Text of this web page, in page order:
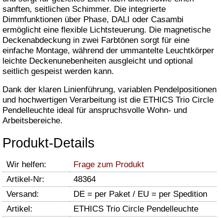
sanften, seitlichen Schimmer. Die integrierte
Dimmfunktionen über Phase, DALI oder Casambi
ermöglicht eine flexible Lichtsteuerung. Die magnetische
Deckenabdeckung in zwei Farbtönen sorgt für eine
einfache Montage, während der ummantelte Leuchtkörper
leichte Deckenunebenheiten ausgleicht und optional
seitlich gespeist werden kann.
Dank der klaren Linienführung, variablen Pendelpositionen
und hochwertigen Verarbeitung ist die ETHICS Trio Circle
Pendelleuchte ideal für anspruchsvolle Wohn- und
Arbeitsbereiche.
Produkt-Details
Wir helfen:
Frage zum Produkt
Artikel-Nr:
48364
Versand:
DE = per Paket / EU = per Spedition
Artikel:
ETHICS Trio Circle Pendelleuchte